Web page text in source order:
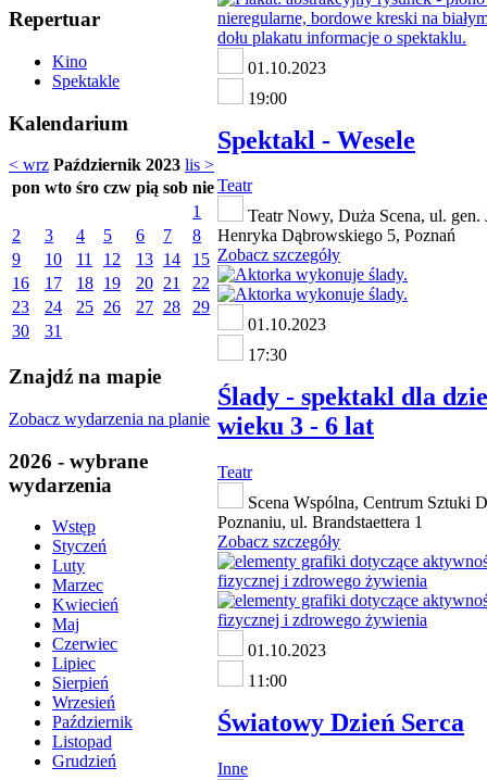
Repertuar
Kino
Spektakle
Kalendarium
< wrz Październik 2023 lis >
pon wto śro czw pią sob nie
1
2
3 4 5 6 7
8
9
10 11 12 13 14
15
16
17 18 19 20 21
22
23
24 25 26 27 28
29
30
31
Znajdź na mapie
Zobacz wydarzenia na planie
2026 - wybrane
wydarzenia
Wstęp
Styczeń
Luty
Marzec
Kwiecień
Maj
Czerwiec
Lipiec
Sierpień
Wrzesień
Październik
Listopad
Grudzień
01.10.2023
19:00
Spektakl - Wesele
Teatr
Teatr Nowy, Duża Scena, ul. gen.
Henryka Dąbrowskiego 5, Poznań
Zobacz szczegóły
01.10.2023
17:30
Ślady - spektakl dla
wieku 3 - 6 lat
Teatr
Scena Wspólna, Centrum Sztuki
Poznaniu, ul. Brandstaettera 1
Zobacz szczegóły
01.10.2023
11:00
Światowy Dzień Serca
Inne